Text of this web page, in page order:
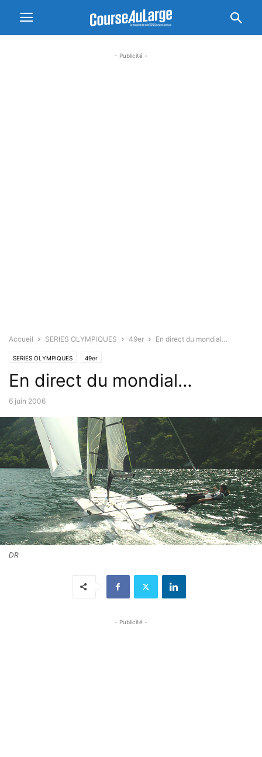
- Publicité -
Accueil SERIES OLYMPIQUES 49er En direct du mondial…
SERIES OLYMPIQUES 49er
En direct du mondial…
6 juin 2006
DR
- Publicité -